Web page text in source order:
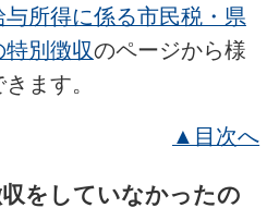
与所得に係る市民税・県
別徴収のページから様
ます。
▲目次へ
をしていなかったの